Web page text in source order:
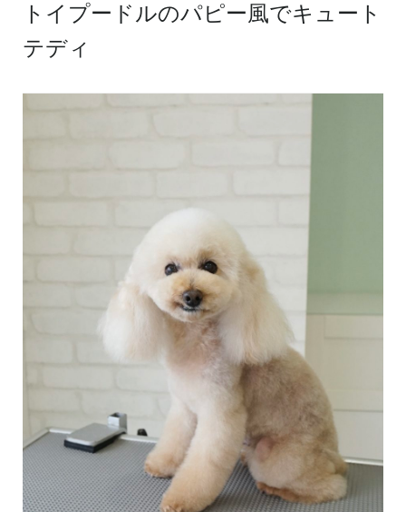
トイプードルのパピー風でキュート
テディ